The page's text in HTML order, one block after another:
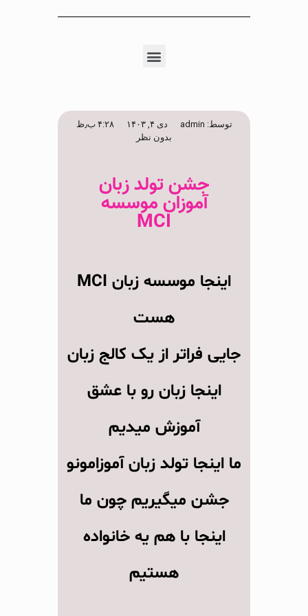
توسط: دی ۴, ۱۴۰۳
۴:۲۸ ب٫ظ
بدون نظر
جشن تولد زبان
آموزان موسسه
MCI
اینجا موسسه زبان MCI
هست
جایی فراتر از یک کالج زبان
اینجا زبان رو با عشق
آموزش میدیم
ما اینجا تولد زبان آموزامونو
جشن میگیریم چون ما
اینجا با هم یه خانواده
هستیم